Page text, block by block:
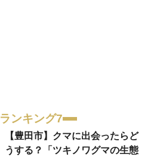
ランキング7
【豊田市】クマに出会ったらど
うする？「ツキノワグマの生態